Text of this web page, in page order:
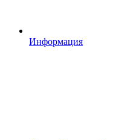
Информация